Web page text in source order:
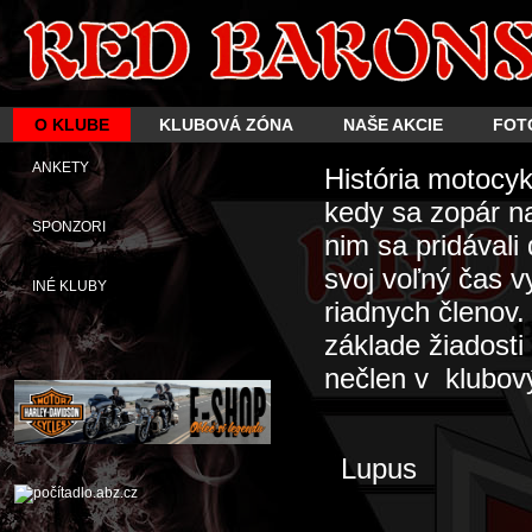
O KLUBE KLUBOVÁ ZÓNA NAŠE AKCIE
História
kedy sa zopár
nim sa
svoj voľný čas
riadnych
základe
nečlen v
Lupus
ANKETY
SPONZORI
INÉ KLUBY